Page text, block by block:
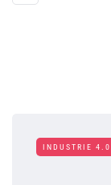
INDUSTRIE 4.0